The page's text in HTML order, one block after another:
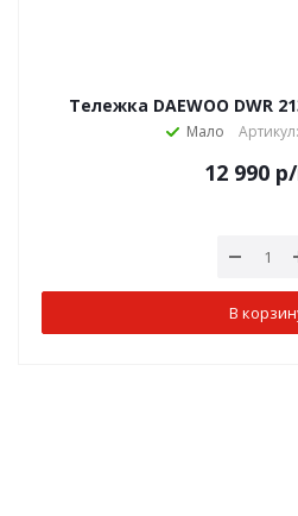
Тележка DAEWOO DWR
Мало
12 990 р
В